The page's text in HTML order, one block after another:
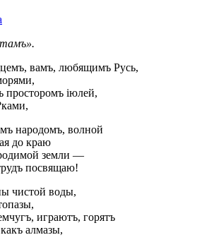
вамъ, любящимъ Русь,
просторомъ іюлей,
народомъ, волной
до краю
земли —
посвящаю!
чистой воды,
играютъ, горятъ
алмазы,